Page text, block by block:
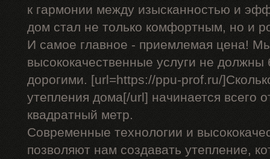
к гармонии между изысканностью и
дом стал не только комфортным, но и
И самое главное - приемлемая цена!
высококачественные услуги не
дорогими. [url=https://ppu-prof.ru/
утепления дома[/url] начинается всего
квадратный метр.
Современные технологии и
позволяют нам создавать утепление,